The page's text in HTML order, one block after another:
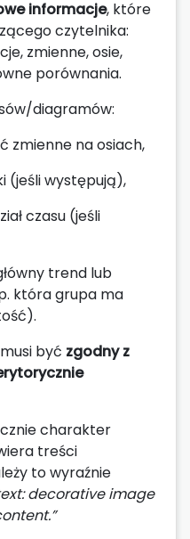
informacje, które
czytelnika:
zmienne, osie,
porównania.
diagramów:
zmienne na osiach,
(jeśli występują),
czasu (jeśli
trend lub
która grupa ma
być zgodny z
charakter
treści
to wyraźnie
decorative image